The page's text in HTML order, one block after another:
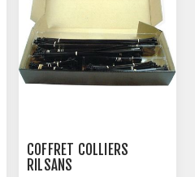
COFFRET COLLIERS
RILSANS